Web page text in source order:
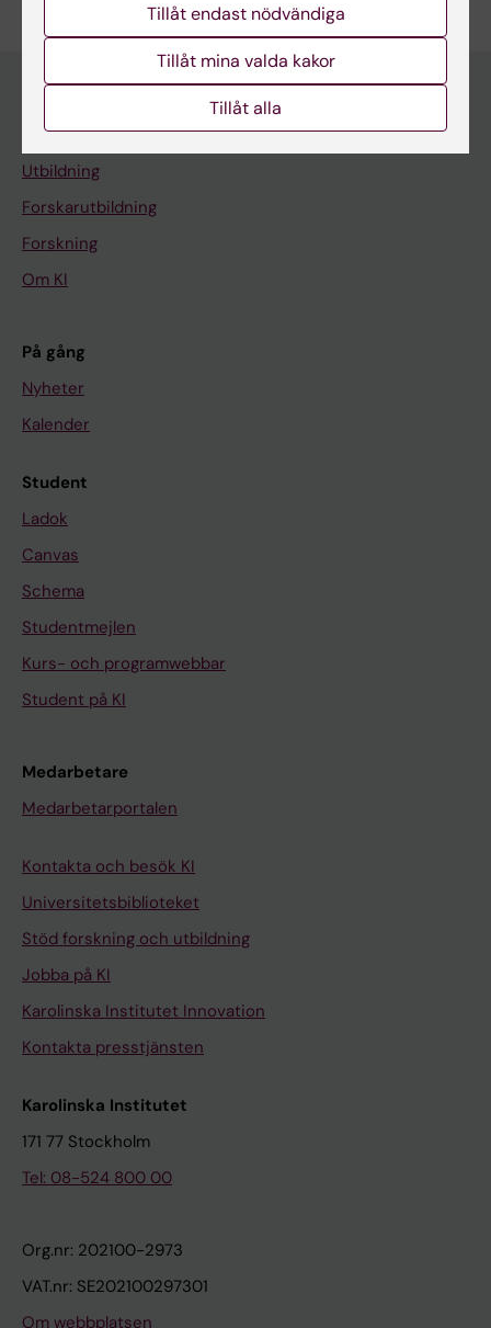
Huvudmeny
Utbildning
Forskarutbildning
Forskning
Om KI
På gång
Nyheter
Kalender
Student
Ladok
Canvas
Schema
Studentmejlen
Kurs- och programwebbar
Student på KI
Medarbetare
Medarbetarportalen
Kontakta och besök KI
Universitetsbiblioteket
Stöd forskning och utbildning
Jobba på KI
Karolinska Institutet Innovation
Kontakta presstjänsten
Karolinska Institutet
171 77 Stockholm
Tel: 08-524 800 00
Org.nr: 202100-2973
VAT.nr: SE202100297301
Om webbplatsen
Tillåt endast nödvändiga
Tillåt mina valda kakor
Tillåt alla